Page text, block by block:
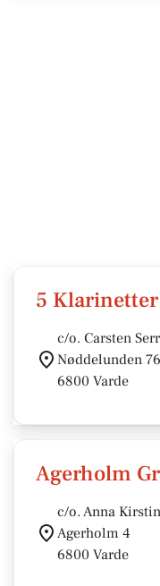
5 Klarinetter
c/o. Carsten
Nøddelunden 76
6800 Varde
Agerholm
c/o. Anna
Agerholm 4
6800 Varde